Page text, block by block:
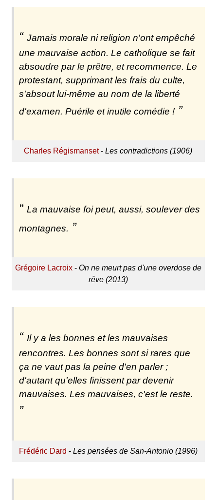
Jamais morale ni religion n'ont empêché
une mauvaise action. Le catholique se fait
absoudre par le prêtre, et recommence. Le
protestant, supprimant les frais du culte,
s'absout lui-même au nom de la liberté
d'examen. Puérile et inutile comédie !
Charles Régismanset-Les contradictions (1906)
La mauvaise foi peut, aussi, soulever des
montagnes.
Grégoire Lacroix- On ne meurt pas d'une overdose de
rêve (2013)
Il y a les bonnes et les mauvaises
rencontres. Les bonnes sont si rares que
ça ne vaut pas la peine d'en parler ;
d'autant qu'elles finissent par devenir
mauvaises. Les mauvaises, c'est le reste.
Frédéric Dard - Les pensées de San-Antonio (1996)